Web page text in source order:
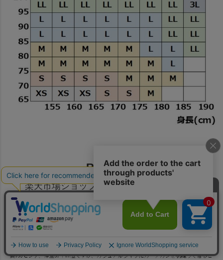
REVIEW
楽天市場ショップレビュー総数
レビュー総投稿数52,757件